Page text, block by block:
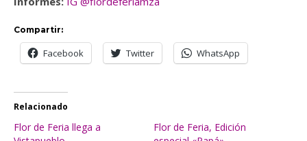
Compartir:
Facebook Twitter WhatsApp
Relacionado
Flor de Feria llega a
Flor de Feria, Edición